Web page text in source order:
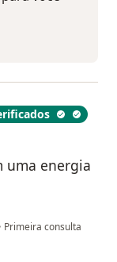
uma energia
Primeira consulta